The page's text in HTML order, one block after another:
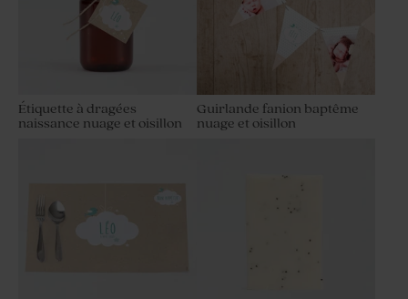
Étiquette à dragées
naissance nuage et oisillon
Guirlande fanion baptême
nuage et oisillon